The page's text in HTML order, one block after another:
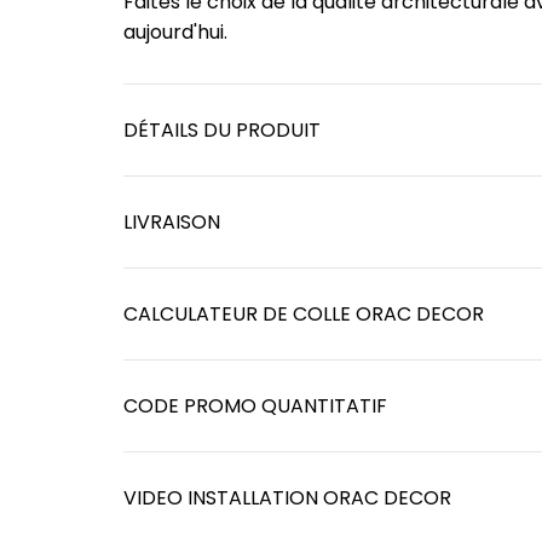
aujourd'hui.
DÉTAILS DU PRODUIT
LIVRAISON
CALCULATEUR DE COLLE ORAC DECOR
CODE PROMO QUANTITATIF
VIDEO INSTALLATION ORAC DECOR